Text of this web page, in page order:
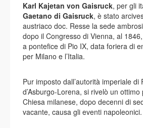
Karl Kajetan von Gaisruck, per gli
Gaetano di Gaisruck, è stato
austriaco doc. Resse la sede
dopo il Congresso di Vienna, al
a pontefice di Pio IX, data foriera di
per Milano e l’Italia.
Pur imposto dall’autorità imperiale di
d’Asburgo-Lorena, si rivelò un
Chiesa milanese, dopo decenni di
vacante, causa gli eventi napoleonici.